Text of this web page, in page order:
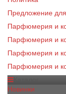
Предложение
Парфюмерия и
Парфюмерия и
Парфюмерия и
Парфюмерия и
Новинки